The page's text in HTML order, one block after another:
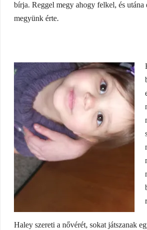
bírja. Reggel megy ahogy felkel, és utána
megyünk érte.
Haley szereti a nővérét, sokat játszanak